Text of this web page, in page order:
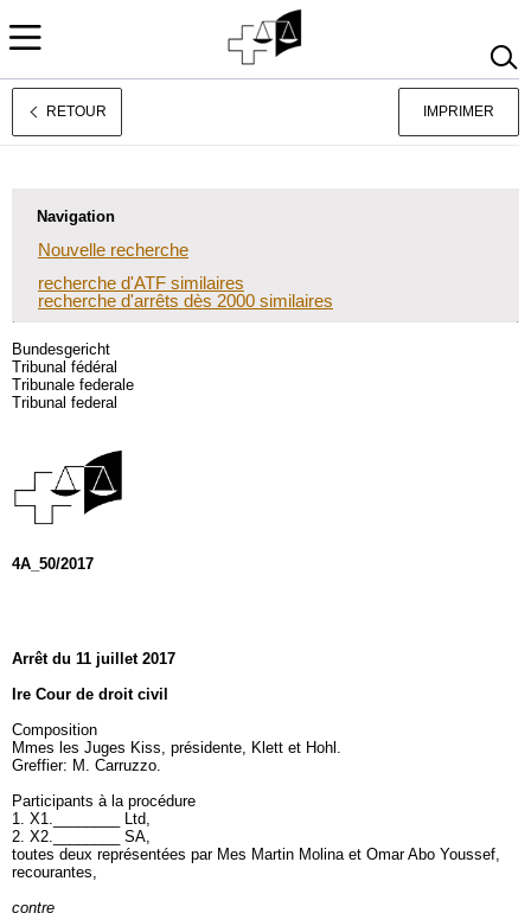
Deutsch
RETOUR IMPRIMER
Navigation
Nouvelle recherche
recherche d'ATF similaires
recherche d'arrêts dès 2000 similaires
Bundesgericht
Tribunal fédéral
Tribunale federale
Tribunal federal
4A_50/2017
Arrêt du 11 juillet 2017
Ire Cour de droit civil
Composition
Mmes les Juges Kiss, présidente, Klett et Hohl.
Greffier: M. Carruzzo.
Participants à la procédure
1. X1.________ Ltd,
2. X2.________ SA,
toutes deux représentées par Mes Martin Molina et Omar Abo Youssef,
recourantes,
contre